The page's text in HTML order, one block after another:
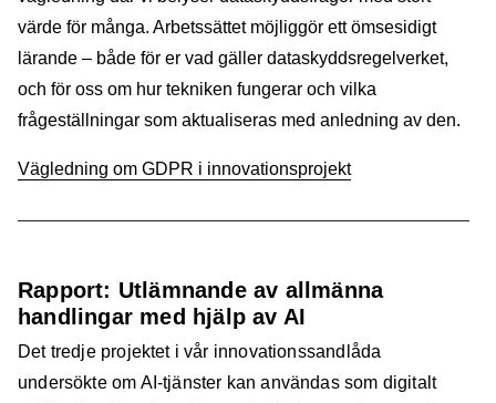
värde för många. Arbetssättet möjliggör ett ömsesidigt
lärande – både för er vad gäller dataskyddsregelverket,
och för oss om hur tekniken fungerar och vilka
frågeställningar som aktualiseras med anledning av den.
Vägledning om GDPR i innovationsprojekt
Rapport: Utlämnande av allmänna
handlingar med hjälp av AI
Det tredje projektet i vår innovationssandlåda
undersökte om AI-tjänster kan användas som digitalt